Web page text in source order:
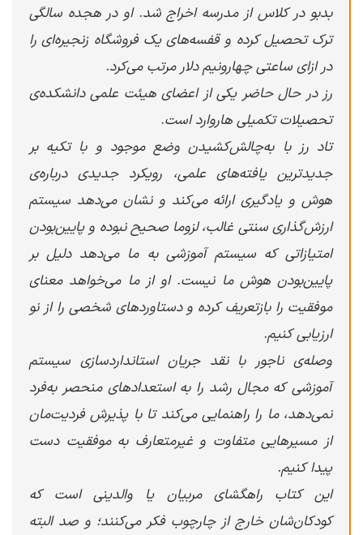
بدبو در کلاس از مدرسه اخراج شد. او در هجده سالگی
ترک تحصیل کرده و قفسه‌های یک فروشگاه زنجیره‌ای را
در ازای ساعتی چهارونیم دلار مرتب می‌کرد.
رز در حال حاضر یکی از اعضای هیئت علمی دانشکده‌‌ی
تحصیلات تکمیلی هاروارد است.
تاد رز با به‌چالش‌کشیدن وضع موجود و با تکیه بر
جدیدترین یافته‌های علمی، رویکرد جدیدی درباره‌ی
هوش و یادگیری ارائه می‌کند و نشان می‌دهد سیستم
ارزش‌گذاری سنتی غالب، لزوما صحیح نبوده و پایین‌بودن
امتیازاتی که سیستم آموزشی به ما می‌دهد دلیل بر
پایین‌بودن هوش ما نیست. او از ما می‌خواهد معنای
موفقیت را بازتعریف کرده و دستاوردهای شخصی را از نو
ارزیابی کنیم.
وصله‌ی ناجور با نقد جریان استانداردسازی سیستم
آموزشی که مجال رشد را به استعدادهای منحصر به‌فرد
نمی‌دهد، ما را راهنمایی می‌کند تا با پذیرش فردیت‌مان
از مسیرهایی متفاوت و غیرمتعارف به موفقیت دست
پیدا کنیم.
این کتاب راهگشای مربیان یا والدینی است که
کودکان‌شان خارج از چارچوب فکر می‌کنند؛ و صد البته